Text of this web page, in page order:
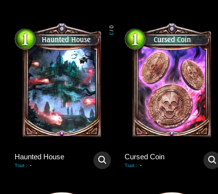
0
/
3
Haunted House
Trait : -
Cursed Coin
Trait : -